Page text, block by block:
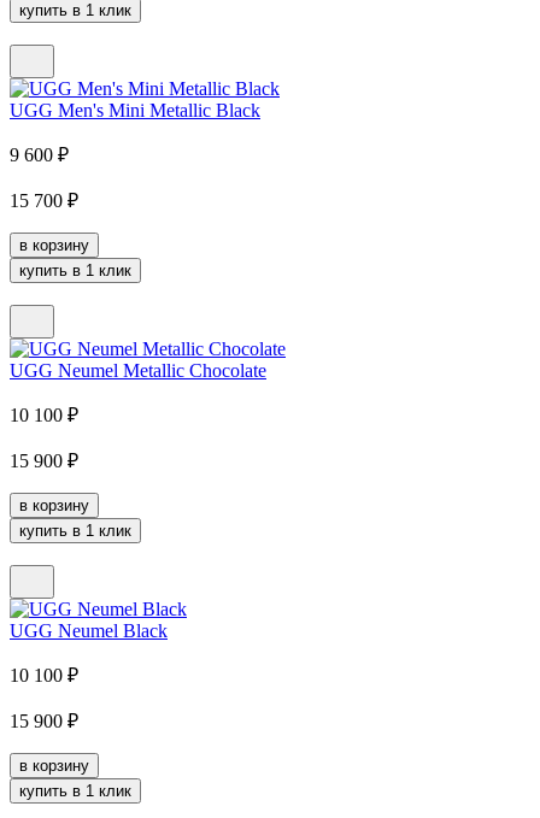
купить в 1 клик
UGG Men's Mini Metallic Black
9 600 ₽
15 700 ₽
в корзину
купить в 1 клик
UGG Neumel Metallic Chocolate
10 100 ₽
15 900 ₽
в корзину
купить в 1 клик
UGG Neumel Black
10 100 ₽
15 900 ₽
в корзину
купить в 1 клик